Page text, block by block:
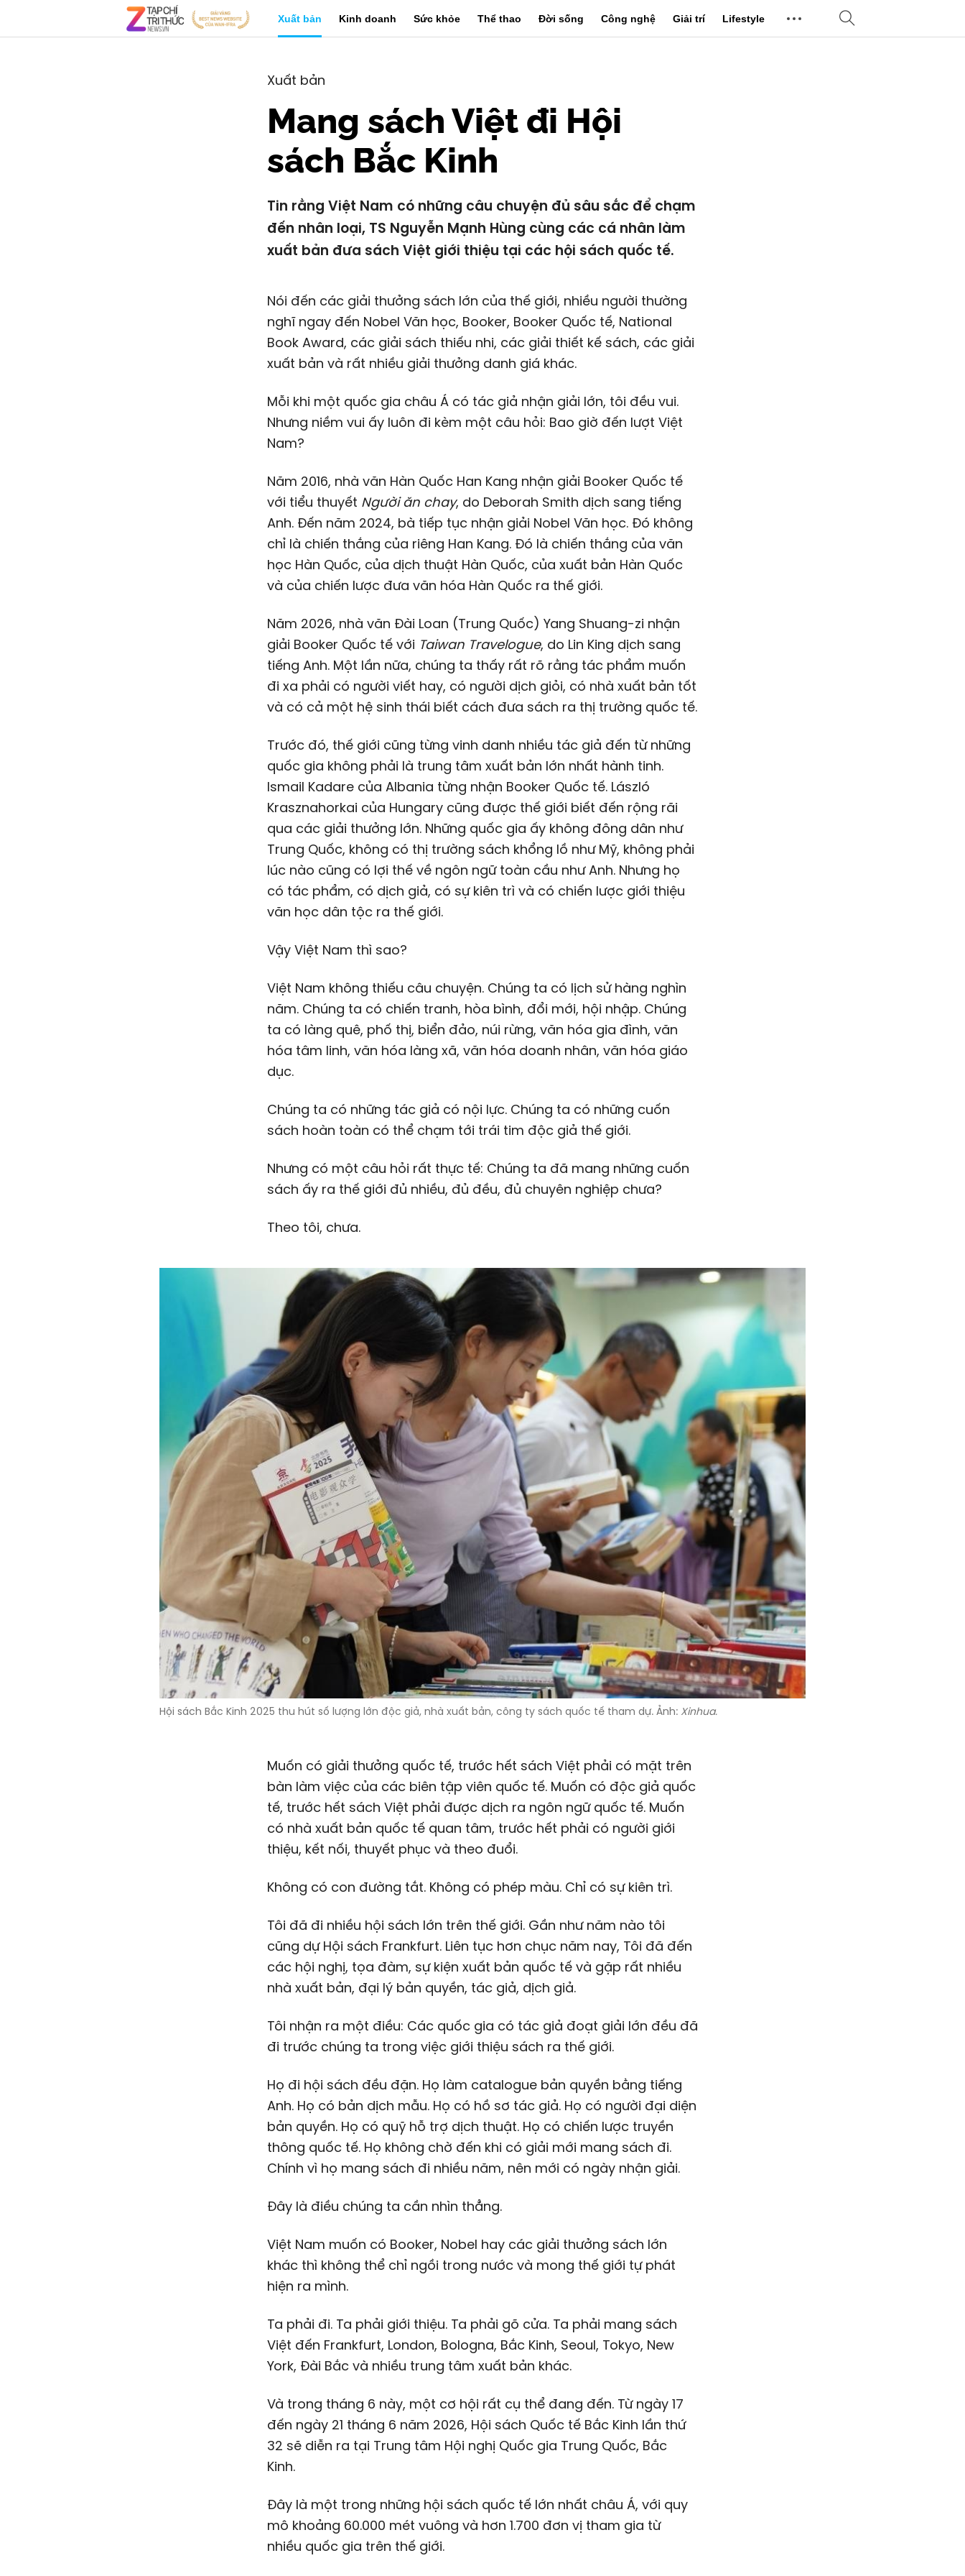
Xuất bản Kinh doanh Sức khỏe Thể thao Đời sống Công nghệ Giải trí Lifestyle
Xuất bản
Mang sách Việt đi Hội
sách Bắc Kinh
Tin rằng Việt Nam có những câu chuyện đủ sâu sắc để chạm
đến nhân loại, TS Nguyễn Mạnh Hùng cùng các cá nhân làm
xuất bản đưa sách Việt giới thiệu tại các hội sách quốc tế.
Nói đến các giải thưởng sách lớn của thế giới, nhiều người thường
nghĩ ngay đến Nobel Văn học, Booker, Booker Quốc tế, National
Book Award, các giải sách thiếu nhi, các giải thiết kế sách, các giải
xuất bản và rất nhiều giải thưởng danh giá khác.
Mỗi khi một quốc gia châu Á có tác giả nhận giải lớn, tôi đều vui.
Nhưng niềm vui ấy luôn đi kèm một câu hỏi: Bao giờ đến lượt Việt
Nam?
Năm 2016, nhà văn Hàn Quốc Han Kang nhận giải Booker Quốc tế
với tiểu thuyết Người ăn chay, do Deborah Smith dịch sang tiếng
Anh. Đến năm 2024, bà tiếp tục nhận giải Nobel Văn học. Đó không
chỉ là chiến thắng của riêng Han Kang. Đó là chiến thắng của văn
học Hàn Quốc, của dịch thuật Hàn Quốc, của xuất bản Hàn Quốc
và của chiến lược đưa văn hóa Hàn Quốc ra thế giới.
Năm 2026, nhà văn Đài Loan (Trung Quốc) Yang Shuang-zi nhận
giải Booker Quốc tế với Taiwan Travelogue, do Lin King dịch sang
tiếng Anh. Một lần nữa, chúng ta thấy rất rõ rằng tác phẩm muốn
đi xa phải có người viết hay, có người dịch giỏi, có nhà xuất bản tốt
và có cả một hệ sinh thái biết cách đưa sách ra thị trường quốc tế.
Trước đó, thế giới cũng từng vinh danh nhiều tác giả đến từ những
quốc gia không phải là trung tâm xuất bản lớn nhất hành tinh.
Ismail Kadare của Albania từng nhận Booker Quốc tế. László
Krasznahorkai của Hungary cũng được thế giới biết đến rộng rãi
qua các giải thưởng lớn. Những quốc gia ấy không đông dân như
Trung Quốc, không có thị trường sách khổng lồ như Mỹ, không phải
lúc nào cũng có lợi thế về ngôn ngữ toàn cầu như Anh. Nhưng họ
có tác phẩm, có dịch giả, có sự kiên trì và có chiến lược giới thiệu
văn học dân tộc ra thế giới.
Vậy Việt Nam thì sao?
Việt Nam không thiếu câu chuyện. Chúng ta có lịch sử hàng nghìn
năm. Chúng ta có chiến tranh, hòa bình, đổi mới, hội nhập. Chúng
ta có làng quê, phố thị, biển đảo, núi rừng, văn hóa gia đình, văn
hóa tâm linh, văn hóa làng xã, văn hóa doanh nhân, văn hóa giáo
dục.
Chúng ta có những tác giả có nội lực. Chúng ta có những cuốn
sách hoàn toàn có thể chạm tới trái tim độc giả thế giới.
Nhưng có một câu hỏi rất thực tế: Chúng ta đã mang những cuốn
sách ấy ra thế giới đủ nhiều, đủ đều, đủ chuyên nghiệp chưa?
Theo tôi, chưa.
Hội sách Bắc Kinh 2025 thu hút số lượng lớn độc giả, nhà xuất bản, công ty sách quốc tế tham dự. Ảnh: Xinhua.
Muốn có giải thưởng quốc tế, trước hết sách Việt phải có mặt trên
bàn làm việc của các biên tập viên quốc tế. Muốn có độc giả quốc
tế, trước hết sách Việt phải được dịch ra ngôn ngữ quốc tế. Muốn
có nhà xuất bản quốc tế quan tâm, trước hết phải có người giới
thiệu, kết nối, thuyết phục và theo đuổi.
Không có con đường tắt. Không có phép màu. Chỉ có sự kiên trì.
Tôi đã đi nhiều hội sách lớn trên thế giới. Gần như năm nào tôi
cũng dự Hội sách Frankfurt. Liên tục hơn chục năm nay, Tôi đã đến
các hội nghị, tọa đàm, sự kiện xuất bản quốc tế và gặp rất nhiều
nhà xuất bản, đại lý bản quyền, tác giả, dịch giả.
Tôi nhận ra một điều: Các quốc gia có tác giả đoạt giải lớn đều đã
đi trước chúng ta trong việc giới thiệu sách ra thế giới.
Họ đi hội sách đều đặn. Họ làm catalogue bản quyền bằng tiếng
Anh. Họ có bản dịch mẫu. Họ có hồ sơ tác giả. Họ có người đại diện
bản quyền. Họ có quỹ hỗ trợ dịch thuật. Họ có chiến lược truyền
thông quốc tế. Họ không chờ đến khi có giải mới mang sách đi.
Chính vì họ mang sách đi nhiều năm, nên mới có ngày nhận giải.
Đây là điều chúng ta cần nhìn thẳng.
Việt Nam muốn có Booker, Nobel hay các giải thưởng sách lớn
khác thì không thể chỉ ngồi trong nước và mong thế giới tự phát
hiện ra mình.
Ta phải đi. Ta phải giới thiệu. Ta phải gõ cửa. Ta phải mang sách
Việt đến Frankfurt, London, Bologna, Bắc Kinh, Seoul, Tokyo, New
York, Đài Bắc và nhiều trung tâm xuất bản khác.
Và trong tháng 6 này, một cơ hội rất cụ thể đang đến. Từ ngày 17
đến ngày 21 tháng 6 năm 2026, Hội sách Quốc tế Bắc Kinh lần thứ
32 sẽ diễn ra tại Trung tâm Hội nghị Quốc gia Trung Quốc, Bắc
Kinh.
Đây là một trong những hội sách quốc tế lớn nhất châu Á, với quy
mô khoảng 60.000 mét vuông và hơn 1.700 đơn vị tham gia từ
nhiều quốc gia trên thế giới.